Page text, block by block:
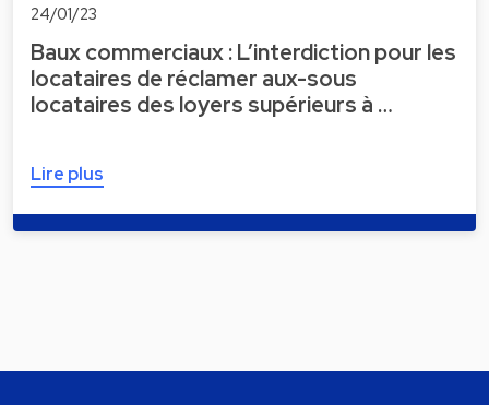
24/01/23
Baux commerciaux : L’interdiction pour les
locataires de réclamer aux-sous
locataires des loyers supérieurs à …
Lire plus